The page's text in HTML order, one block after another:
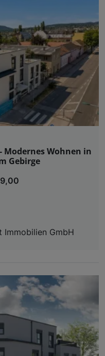
- Modernes Wohnen in
Gebirge
Immobilien GmbH